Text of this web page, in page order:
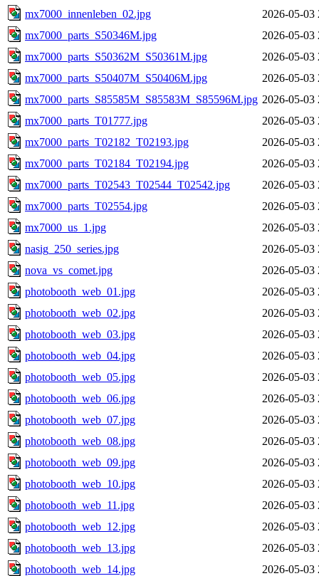
mx7000_innenleben_02.jpg
2026-05-03
mx7000_parts_S50346M.jpg
2026-05-03
mx7000_parts_S50362M_S50361M.jpg
2026-05-03
mx7000_parts_S50407M_S50406M.jpg
2026-05-03
mx7000_parts_S85585M_S85583M_S85596M.jpg 2026-05-03
mx7000_parts_T01777.jpg
2026-05-03
mx7000_parts_T02182_T02193.jpg
2026-05-03
mx7000_parts_T02184_T02194.jpg
2026-05-03
mx7000_parts_T02543_T02544_T02542.jpg
2026-05-03
mx7000_parts_T02554.jpg
2026-05-03
mx7000_us_1.jpg
2026-05-03
nasig_250_series.jpg
2026-05-03
nova_vs_comet.jpg
2026-05-03
photobooth_web_01.jpg
2026-05-03
photobooth_web_02.jpg
2026-05-03
photobooth_web_03.jpg
2026-05-03
photobooth_web_04.jpg
2026-05-03
photobooth_web_05.jpg
2026-05-03
photobooth_web_06.jpg
2026-05-03
photobooth_web_07.jpg
2026-05-03
photobooth_web_08.jpg
2026-05-03
photobooth_web_09.jpg
2026-05-03
photobooth_web_10.jpg
2026-05-03
photobooth_web_11.jpg
2026-05-03
photobooth_web_12.jpg
2026-05-03
photobooth_web_13.jpg
2026-05-03
photobooth_web_14.jpg
2026-05-03